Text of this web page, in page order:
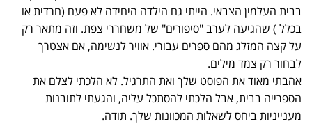
בבית העלמין הצבאי. הייתי גם הילדה היחידה לא פעם (חרדית או
בכלל ) שהגיעה לערב "סיפורים" של משחררי צפת. וזה מתאר רק
על קצה המזלג מהם ספרים עבורי. אוויר לנשימה, אם אצטרך
לבחור רק צמד מילים.
אהבתי מאוד את הפוסט שלך ואת התרגיל. לא הלכתי לצלם את
הספרייה בבית, אבל הלכתי להסתכל עליה, והגעתי לתובנות
מענייניות ביחס לשאלות המכוונות שלך. תודה.